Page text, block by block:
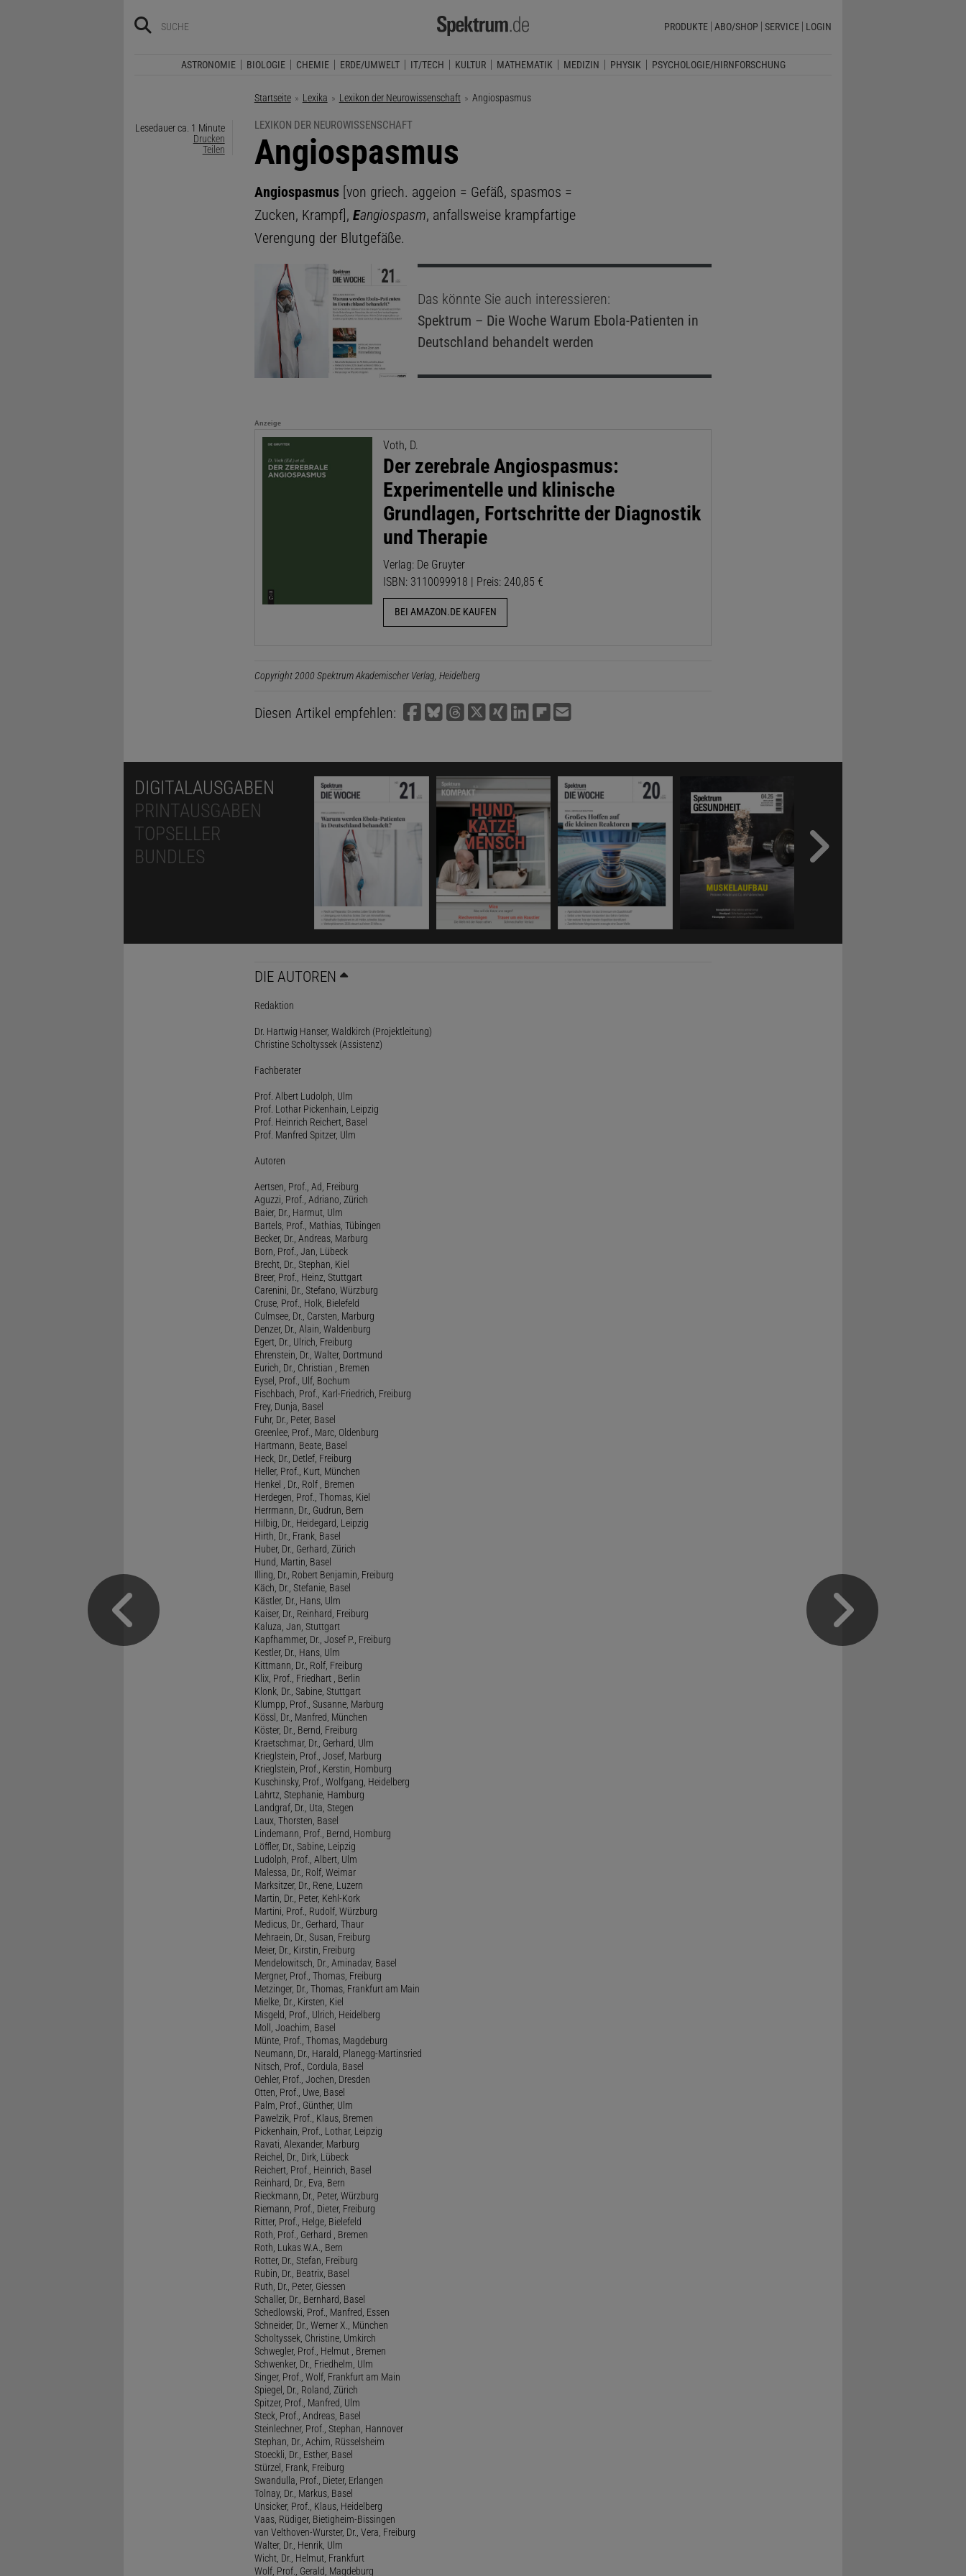
PRODUKTE ABO/SHOP SERVICE LOGIN
ASTRONOMIE BIOLOGIE CHEMIE ERDE/UMWELT IT/TECH KULTUR MATHEMATIK MEDIZIN PHYSIK PSYCHOLOGIE/HIRNFORSCHUNG
Startseite Lexika Lexikon der Neurowissenschaft Aktuelle Seite:
Angiospasmus
Lesedauer ca. 1 Minute
Drucken
Teilen
LEXIKON DER NEUROWISSENSCHAFT
:
Angiospasmus
Angiospasmus[von griech. aggeion = Gefäß, spasmos =
Zucken, Krampf], Eangiospasm, anfallsweise krampfartige
Verengung der Blutgefäße.
Das könnte Sie auch interessieren:
Spektrum – Die WocheWarum Ebola-Patienten in
Deutschland behandelt werden
Anzeige
Voth, D.
Der zerebrale Angiospasmus:
Experimentelle und klinische
Grundlagen, Fortschritte der Diagnostik
und Therapie
Verlag: De Gruyter
ISBN: 3110099918 | Preis: 240,85 €
BEI AMAZON.DE KAUFEN
Copyright 2000 Spektrum Akademischer Verlag, Heidelberg
Diesen Artikel empfehlen:
DIGITALAUSGABEN
PRINTAUSGABEN
TOPSELLER
BUNDLES
DIE AUTOREN
Redaktion
Dr. Hartwig Hanser, Waldkirch (Projektleitung)
Christine Scholtyssek (Assistenz)
Fachberater
Prof. Albert Ludolph, Ulm
Prof. Lothar Pickenhain, Leipzig
Prof. Heinrich Reichert, Basel
Prof. Manfred Spitzer, Ulm
Autoren
Aertsen, Prof., Ad, Freiburg
Aguzzi, Prof., Adriano, Zürich
Baier, Dr., Harmut, Ulm
Bartels, Prof., Mathias, Tübingen
Becker, Dr., Andreas, Marburg
Born, Prof., Jan, Lübeck
Brecht, Dr., Stephan, Kiel
Breer, Prof., Heinz, Stuttgart
Carenini, Dr., Stefano, Würzburg
Cruse, Prof., Holk, Bielefeld
Culmsee, Dr., Carsten, Marburg
Denzer, Dr., Alain, Waldenburg
Egert, Dr., Ulrich, Freiburg
Ehrenstein, Dr., Walter, Dortmund
Eurich, Dr., Christian , Bremen
Eysel, Prof., Ulf, Bochum
Fischbach, Prof., Karl-Friedrich, Freiburg
Frey, Dunja, Basel
Fuhr, Dr., Peter, Basel
Greenlee, Prof., Marc, Oldenburg
Hartmann, Beate, Basel
Heck, Dr., Detlef, Freiburg
Heller, Prof., Kurt, München
Henkel , Dr., Rolf , Bremen
Herdegen, Prof., Thomas, Kiel
Herrmann, Dr., Gudrun, Bern
Hilbig, Dr., Heidegard, Leipzig
Hirth, Dr., Frank, Basel
Huber, Dr., Gerhard, Zürich
Hund, Martin, Basel
Illing, Dr., Robert Benjamin, Freiburg
Käch, Dr., Stefanie, Basel
Kästler, Dr., Hans, Ulm
Kaiser, Dr., Reinhard, Freiburg
Kaluza, Jan, Stuttgart
Kapfhammer, Dr., Josef P., Freiburg
Kestler, Dr., Hans, Ulm
Kittmann, Dr., Rolf, Freiburg
Klix, Prof., Friedhart , Berlin
Klonk, Dr., Sabine, Stuttgart
Klumpp, Prof., Susanne, Marburg
Kössl, Dr., Manfred, München
Köster, Dr., Bernd, Freiburg
Kraetschmar, Dr., Gerhard, Ulm
Krieglstein, Prof., Josef, Marburg
Krieglstein, Prof., Kerstin, Homburg
Kuschinsky, Prof., Wolfgang, Heidelberg
Lahrtz, Stephanie, Hamburg
Landgraf, Dr., Uta, Stegen
Laux, Thorsten, Basel
Lindemann, Prof., Bernd, Homburg
Löffler, Dr., Sabine, Leipzig
Ludolph, Prof., Albert, Ulm
Malessa, Dr., Rolf, Weimar
Marksitzer, Dr., Rene, Luzern
Martin, Dr., Peter, Kehl-Kork
Martini, Prof., Rudolf, Würzburg
Medicus, Dr., Gerhard, Thaur
Mehraein, Dr., Susan, Freiburg
Meier, Dr., Kirstin, Freiburg
Mendelowitsch, Dr., Aminadav, Basel
Mergner, Prof., Thomas, Freiburg
Metzinger, Dr., Thomas, Frankfurt am Main
Mielke, Dr., Kirsten, Kiel
Misgeld, Prof., Ulrich, Heidelberg
Moll, Joachim, Basel
Münte, Prof., Thomas, Magdeburg
Neumann, Dr., Harald, Planegg-Martinsried
Nitsch, Prof., Cordula, Basel
Oehler, Prof., Jochen, Dresden
Otten, Prof., Uwe, Basel
Palm, Prof., Günther, Ulm
Pawelzik, Prof., Klaus, Bremen
Pickenhain, Prof., Lothar, Leipzig
Ravati, Alexander, Marburg
Reichel, Dr., Dirk, Lübeck
Reichert, Prof., Heinrich, Basel
Reinhard, Dr., Eva, Bern
Rieckmann, Dr., Peter, Würzburg
Riemann, Prof., Dieter, Freiburg
Ritter, Prof., Helge, Bielefeld
Roth, Prof., Gerhard , Bremen
Roth, Lukas W.A., Bern
Rotter, Dr., Stefan, Freiburg
Rubin, Dr., Beatrix, Basel
Ruth, Dr., Peter, Giessen
Schaller, Dr., Bernhard, Basel
Schedlowski, Prof., Manfred, Essen
Schneider, Dr., Werner X., München
Scholtyssek, Christine, Umkirch
Schwegler, Prof., Helmut , Bremen
Schwenker, Dr., Friedhelm, Ulm
Singer, Prof., Wolf, Frankfurt am Main
Spiegel, Dr., Roland, Zürich
Spitzer, Prof., Manfred, Ulm
Steck, Prof., Andreas, Basel
Steinlechner, Prof., Stephan, Hannover
Stephan, Dr., Achim, Rüsselsheim
Stoeckli, Dr., Esther, Basel
Stürzel, Frank, Freiburg
Swandulla, Prof., Dieter, Erlangen
Tolnay, Dr., Markus, Basel
Unsicker, Prof., Klaus, Heidelberg
Vaas, Rüdiger, Bietigheim-Bissingen
van Velthoven-Wurster, Dr., Vera, Freiburg
Walter, Dr., Henrik, Ulm
Wicht, Dr., Helmut, Frankfurt
Wolf, Prof., Gerald, Magdeburg